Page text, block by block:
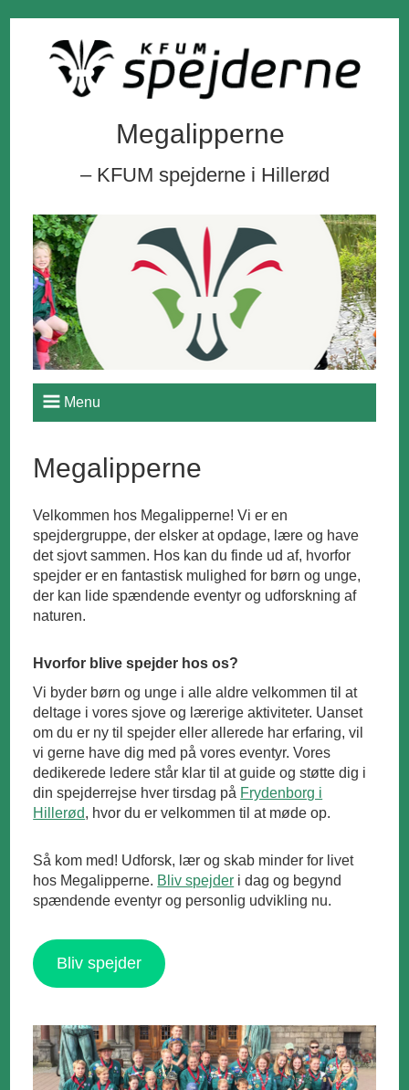
Megalipperne
– KFUM spejderne i Hillerød
Menu
Megalipperne
Velkommen hos Megalipperne! Vi er en
spejdergruppe, der elsker at opdage, lære og have
det sjovt sammen. Hos kan du finde ud af, hvorfor
spejder er en fantastisk mulighed for børn og unge,
der kan lide spændende eventyr og udforskning af
naturen.
Hvorfor blive spejder hos os?
Vi byder børn og unge i alle aldre velkommen til at
deltage i vores sjove og lærerige aktiviteter. Uanset
om du er ny til spejder eller allerede har erfaring, vil
vi gerne have dig med på vores eventyr. Vores
dedikerede ledere står klar til at guide og støtte dig i
din spejderrejse hver tirsdag på Frydenborg i
Hillerød, hvor du er velkommen til at møde op.
Så kom med! Udforsk, lær og skab minder for livet
hos Megalipperne. Bliv spejder i dag og begynd
spændende eventyr og personlig udvikling nu.
Bliv spejder